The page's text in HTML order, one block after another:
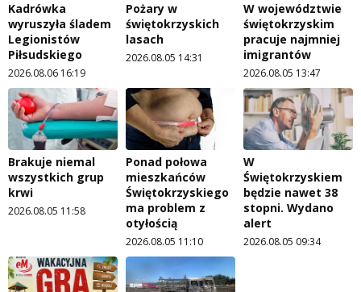
Kadrówka
wyruszyła śladem
Legionistów
Piłsudskiego
2026.08.06 16:19
Pożary w
świętokrzyskich
lasach
2026.08.05 14:31
W województwie
świętokrzyskim
pracuje najmniej
imigrantów
2026.08.05 13:47
Brakuje niemal
wszystkich grup
krwi
2026.08.05 11:58
Ponad połowa
mieszkańców
Świętokrzyskiego
ma problem z
otyłością
2026.08.05 11:10
W
Świętokrzyskiem
będzie nawet 38
stopni. Wydano
alert
2026.08.05 09:34